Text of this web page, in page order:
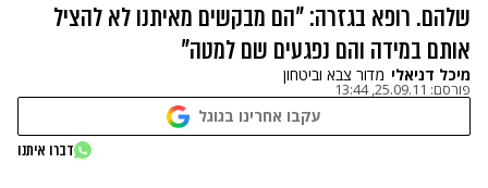
שלהם. רופא בגזרה: "הם מבקשים מאיתנו לא להציל
אותם במידה והם נפגעים שם למטה"
מיכל דניאלי מדור צבא וביטחון
פורסם: 25.09.11, 13:44
עקבו אחרינו בגוגל
דברו איתנו